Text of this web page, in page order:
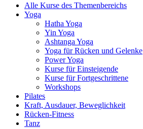
Alle Kurse des Themenbereichs
Yoga
Hatha Yoga
Yin Yoga
Ashtanga Yoga
Yoga für Rücken und Gelenke
Power Yoga
Kurse für Einsteigende
Kurse für Fortgeschrittene
Workshops
Pilates
Kraft, Ausdauer, Beweglichkeit
Rücken-Fitness
Tanz